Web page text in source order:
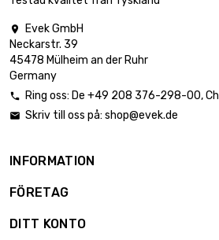
délka : 0.3 Meter
průměr : M3-0.5mm
délka : 0.4 Meter
délka : 0.5 Meter

Evek GmbH
Neckarstr. 39
45478 Mülheim an der Ruhr
Germany
 Ring oss: De +49 208 376-298-00, Ch
 Skriv till oss på: shop@evek.de
INFORMATION
FÖRETAG
DITT KONTO